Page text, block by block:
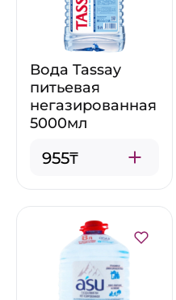
Вода Tassay
питьевая
негазированная
5000мл
955₸